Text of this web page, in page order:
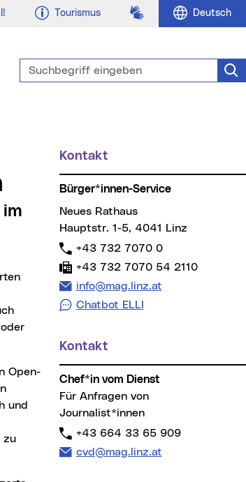
Tourismus Gebärdensprache
Deutsch
Suchbegriff eingeben
und
zu
Weitere Informationen
Kontakt
Bürger*innen-Service
Neues Rathaus
Hauptstr. 1-5, 4041 Linz
Telefon:
+43 732 7070 0
Fax:
+43 732 7070 54 2110
E-Mail Adresse:
info@mag.linz.at
Chatbot ELLI
Kontakt
Chef*in vom Dienst
Für Anfragen von
Journalist*innen
Telefon:
+43 664 33 65 909
E-Mail Adresse:
cvd@mag.linz.at